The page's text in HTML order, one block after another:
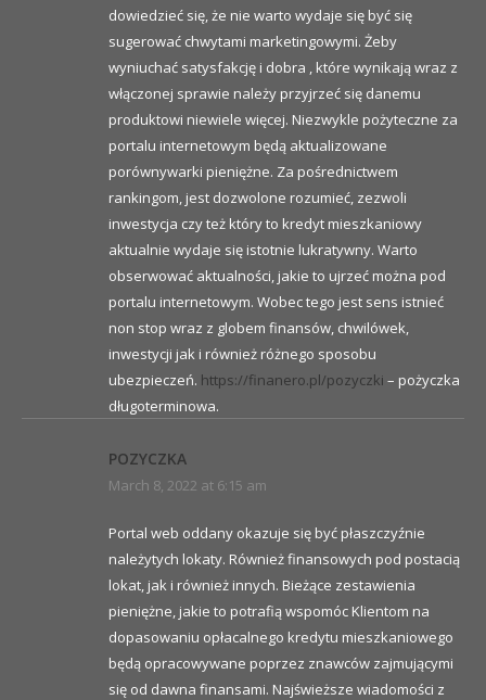
dowiedzieć się, że nie warto wydaje się być się
sugerować chwytami marketingowymi. Żeby
wyniuchać satysfakcję i dobra , które wynikają wraz z
włączonej sprawie należy przyjrzeć się danemu
produktowi niewiele więcej. Niezwykle pożyteczne za
portalu internetowym będą aktualizowane
porównywarki pieniężne. Za pośrednictwem
rankingom, jest dozwolone rozumieć, zezwoli
inwestycja czy też który to kredyt mieszkaniowy
aktualnie wydaje się istotnie lukratywny. Warto
obserwować aktualności, jakie to ujrzeć można pod
portalu internetowym. Wobec tego jest sens istnieć
non stop wraz z globem finansów, chwilówek,
inwestycji jak i również różnego sposobu
ubezpieczeń. https://finanero.pl/pozyczki – pożyczka
długoterminowa.
POZYCZKA
March 8, 2022 at 6:15 am
Portal web oddany okazuje się być płaszczyźnie
należytych lokaty. Również finansowych pod postacią
lokat, jak i również innych. Bieżące zestawienia
pieniężne, jakie to potrafią wspomóc Klientom na
dopasowaniu opłacalnego kredytu mieszkaniowego
będą opracowywane poprzez znawców zajmującymi
się od dawna finansami. Najświeższe wiadomości z